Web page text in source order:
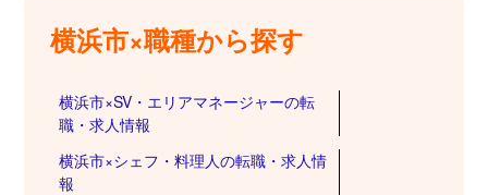
横浜市×職種から探す
横浜市×SV・エリアマネージャーの転
職・求人情報
横浜市×シェフ・料理人の転職・求人情
報